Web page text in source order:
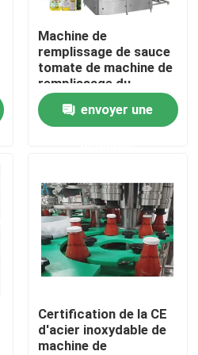
de jus
automatique d'huile
Machine de
remplissage de sauce
tomate de machine de
remplissage du
ketchup 18000BPH
envoyer une
Certification de la CE
d'acier inoxydable de
machine de